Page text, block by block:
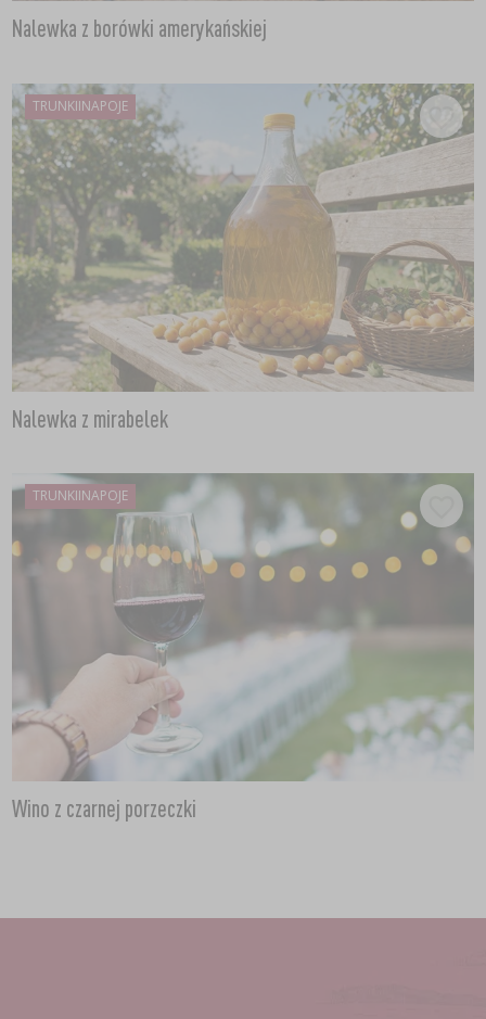
Nalewka z borówki amerykańskiej
TRUNKIINAPOJE
Nalewka z mirabelek
TRUNKIINAPOJE
Wino z czarnej porzeczki